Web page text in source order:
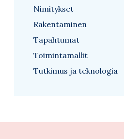
Nimitykset
Rakentaminen
Tapahtumat
Toimintamallit
Tutkimus ja teknologia